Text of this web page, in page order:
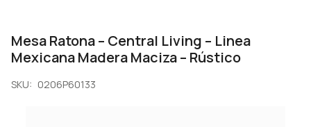
Mesa Ratona – Central Living – Linea
Mexicana Madera Maciza – Rústico
SKU: 0206P60133